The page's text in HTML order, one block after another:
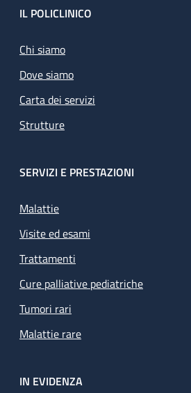
Footer
IL POLICLINICO
Chi siamo
Dove siamo
Carta dei servizi
Strutture
SERVIZI E PRESTAZIONI
Malattie
Visite ed esami
Trattamenti
Cure palliative pediatriche
Tumori rari
Malattie rare
IN EVIDENZA